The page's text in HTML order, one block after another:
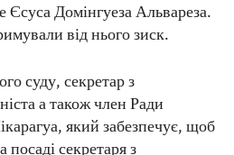
Єсуса Домінгуеза Альвареза.
від нього зиск.
суду, секретар з
а також член Ради
який забезпечує, щоб
секретаря з